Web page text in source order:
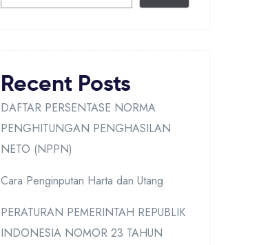
Recent Posts
DAFTAR PERSENTASE NORMA
PENGHITUNGAN PENGHASILAN
NETO (NPPN)
Cara Penginputan Harta dan Utang
PERATURAN PEMERINTAH REPUBLIK
INDONESIA NOMOR 23 TAHUN